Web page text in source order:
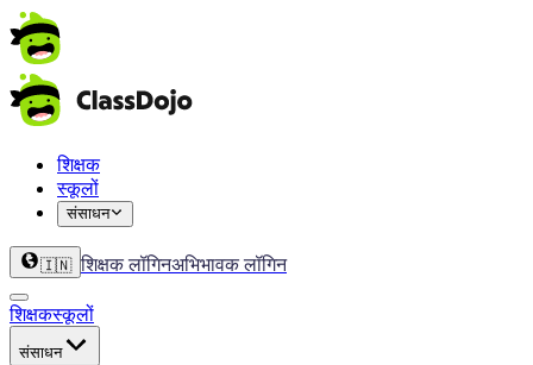
शिक्षक
स्कूलों
संसाधन
🇮🇳 शिक्षक लॉगिनअभिभावक लॉगिन
शिक्षकस्कूलों
संसाधन